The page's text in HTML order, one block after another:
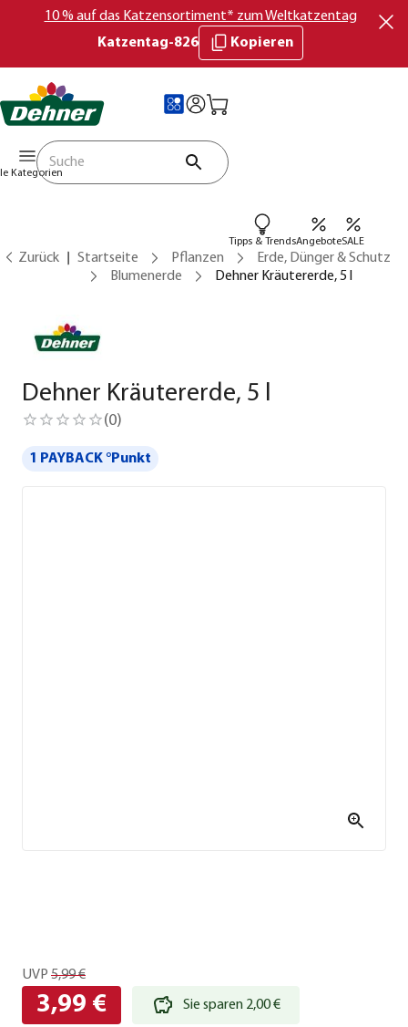
10 % auf das Katzensortiment* zum Weltkatzentag
Katzentag-826
Kopieren
Kategorien
Tipps & TrendsAngeboteSALE
Zurück Startseite Pflanzen
Erde, Dünger & Schutz
Blumenerde
Dehner Kräutererde, 5 l
Dehner Kräutererde, 5 l
(0)
1 PAYBACK °Punkt
UVP 5,99 €
3,99 € Sie sparen 2,00 €